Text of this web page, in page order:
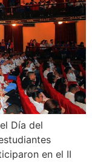
Día del
en el II